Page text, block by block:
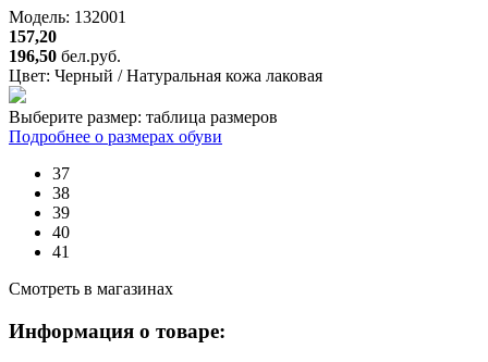
Модель: 132001
157,20
196,50 бел.руб.
Цвет: Черный / Натуральная кожа лаковая
Выберите размер: таблица размеров
Подробнее о размерах обуви
37
38
39
40
41
Смотреть в магазинах
Информация о товаре: